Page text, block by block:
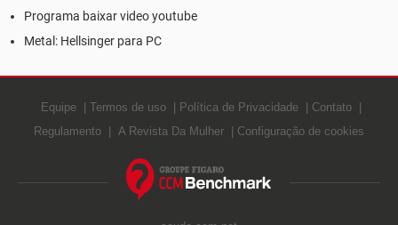
Programa baixar video youtube
Metal: Hellsinger para PC
Equipe Termos de uso Política de Privacidade
Contato
Regulamento
A Revista Da Mulher Configuração de cookies